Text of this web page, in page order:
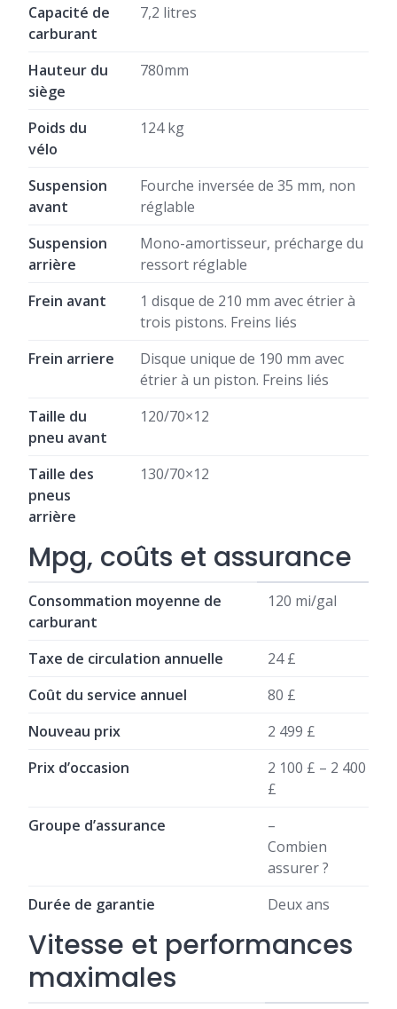
Capacité de
carburant
7,2 litres
Hauteur du
siège
780mm
Poids du
vélo
124 kg
Suspension
avant
Fourche inversée de 35 mm, non
réglable
Suspension
arrière
Mono-amortisseur, précharge du
ressort réglable
Frein avant
1 disque de 210 mm avec étrier à
trois pistons. Freins liés
Frein arriere
Disque unique de 190 mm avec
étrier à un piston. Freins liés
Taille du
pneu avant
120/70×12
Taille des
pneus
arrière
130/70×12
Mpg, coûts et assurance
Consommation moyenne de
carburant
120 mi/gal
Taxe de circulation annuelle
24 £
Coût du service annuel
80 £
Nouveau prix
2 499 £
Prix ​​d’occasion
2 100 £ – 2 400
£
Groupe d’assurance
–
Combien
assurer ?
Durée de garantie
Deux ans
Vitesse et performances
maximales